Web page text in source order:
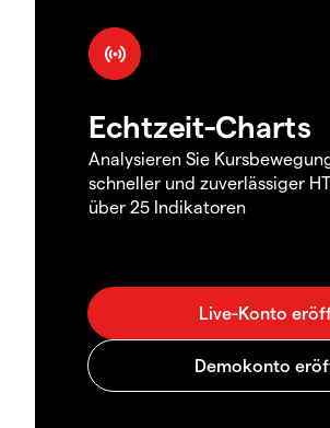
Echtzeit-Charts
Analysieren Sie
schneller und zuverlässiger
über 25 Indikatoren